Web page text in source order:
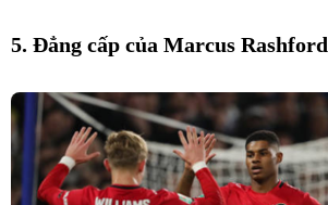
5. Đẳng cấp của Marcus Rashford